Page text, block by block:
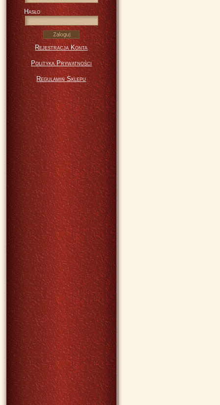
Hasło
Rejestracja Konta
Polityka Prywatności
Regulamin Sklepu